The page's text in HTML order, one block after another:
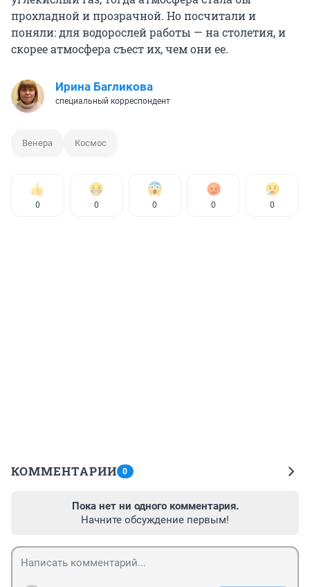
прохладной и прозрачной. Но посчитали и
поняли: для водорослей работы — на столетия, и
скорее атмосфера съест их, чем они ее.
Ирина Багликова
специальный корреспондент
Венера Космос
0 0 0 0 0
КОММЕНТАРИИ 0
Пока нет ни одного комментария.
Начните обсуждение первым!